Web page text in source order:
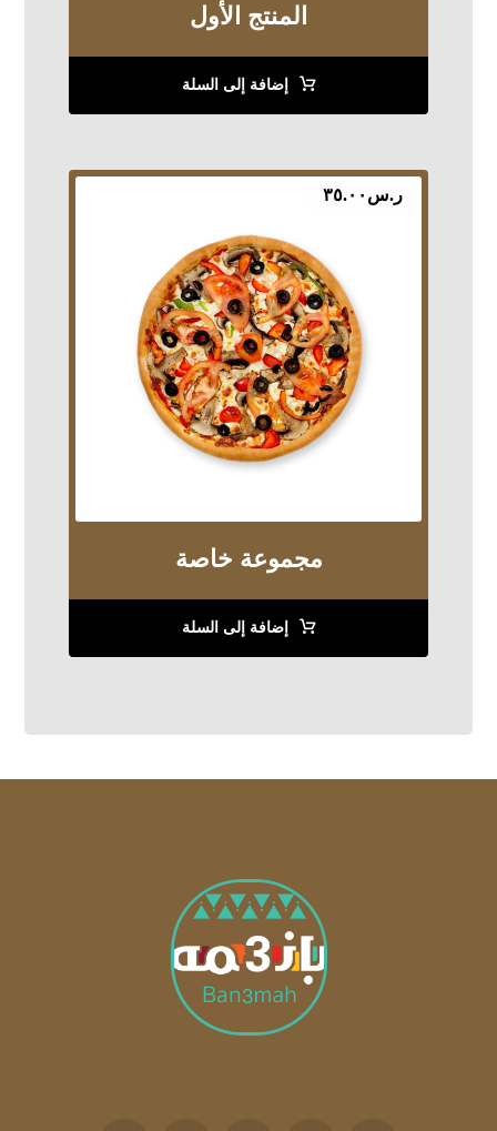
المنتج الأول
إضافة إلى السلة
مجموعة خاصة
ر.س ٣٥.٠٠
إضافة إلى السلة